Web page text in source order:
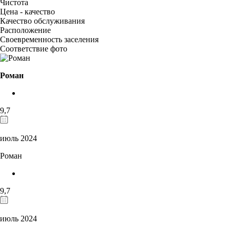
Чистота
Цена - качество
Качество обслуживания
Расположение
Своевременность заселения
Соответствие фото
Роман
9,7
июль 2024
Роман
9,7
июль 2024